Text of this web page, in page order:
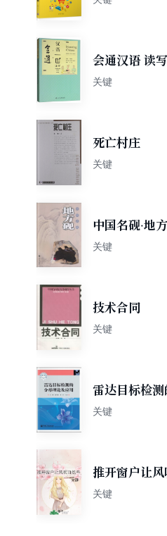
会通汉语 读
关键
死亡村庄
关键
中国名砚·地
关键
技术合同
关键
雷达目标检测
用
关键
推开窗户让
关键